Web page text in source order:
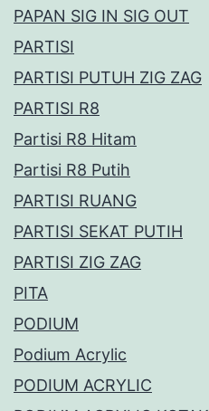
PAPAN SIG IN SIG OUT
PARTISI
PARTISI PUTUH ZIG ZAG
PARTISI R8
Partisi R8 Hitam
Partisi R8 Putih
PARTISI RUANG
PARTISI SEKAT PUTIH
PARTISI ZIG ZAG
PITA
PODIUM
Podium Acrylic
PODIUM ACRYLIC